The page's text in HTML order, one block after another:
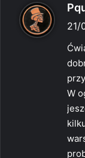
21/
W